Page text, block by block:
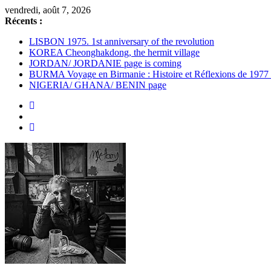
Passer
au
vendredi, août 7, 2026
Récents :
LISBON 1975. 1st anniversary of the revolution
KOREA Cheonghakdong, the hermit village
JORDAN/ JORDANIE page is coming
BURMA Voyage en Birmanie : Histoire et Réflexions de 1977
NIGERIA/ GHANA/ BENIN page